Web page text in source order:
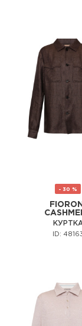
- 30 %
FIORONI
ID: